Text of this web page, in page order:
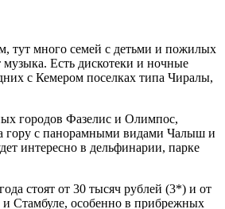
тут много семей с детьми и пожилых
Есть дискотеки и ночные
с Кемером поселках типа Чиралы,
городов Фазелис и Олимпос,
гору с панорамными видами Чалыш и
интересно в дельфинарии, парке
стоят от 30 тысяч рублей (3*) и от
Стамбуле, особенно в прибрежных